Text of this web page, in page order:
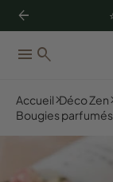
arrow_back
menu search
Accueil Déco Zen
Bougies